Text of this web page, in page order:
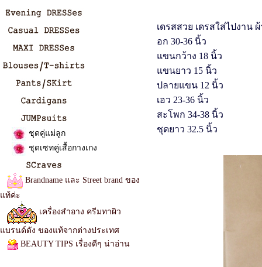
ชุดคู่แม่ลูก
ชุดเซทคู่เสื้อกางเกง
Brandname และ Street brand ของ
แท้ค่ะ
เครื่องสำอาง ครีมทาผิว
แบรนด์ดัง ของแท้จากต่างประเทศ
BEAUTY TIPS เรื่องดีๆ น่าอ่าน
เดรสสวย เดรสใส่ไปงา
อก 30-36 นิ้ว
แขนกว้าง 18 นิ้ว
แขนยาว 15 นิ้ว
ปลายแขน 12 นิ้ว
เอว 23-36 นิ้ว
สะโพก 34-38 นิ้ว
ชุดยาว 32.5 นิ้ว